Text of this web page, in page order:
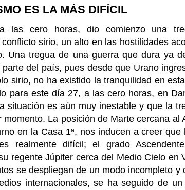
ES LA MÁS DIFÍCIL
las cero horas, dio comienzo una
sirio, un alto en las hostilidades
Una tregua de una guerra que dura ya
del país, pues desde que Urano
sirio, no ha existido la tranquilidad en
para este día 27, a las cero horas, en
situación es aún muy inestable y que la
momento. La posición de Marte cercana al
en la Casa 1ª, nos inducen a creer que
realmente difícil; el grado
regente Júpiter cerca del Medio Cielo en
se despliegan de un modo incompleto y
internacionales, se ha seguido de